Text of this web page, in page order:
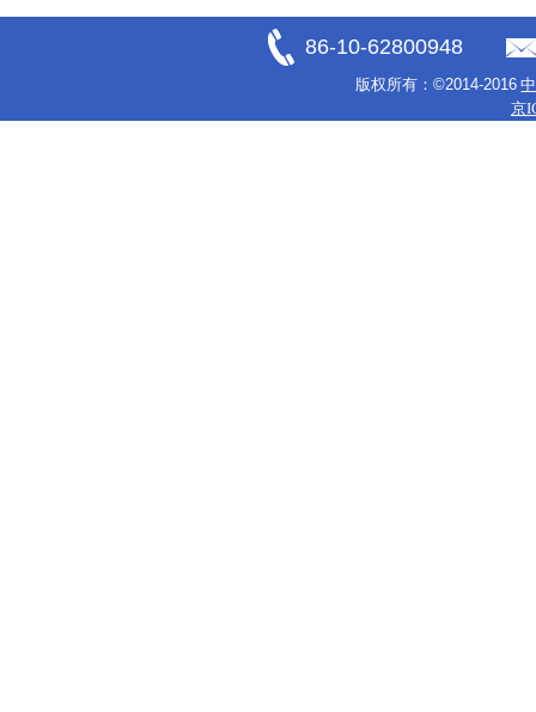
86-10-62800948
版权所有：©2014-2016
京